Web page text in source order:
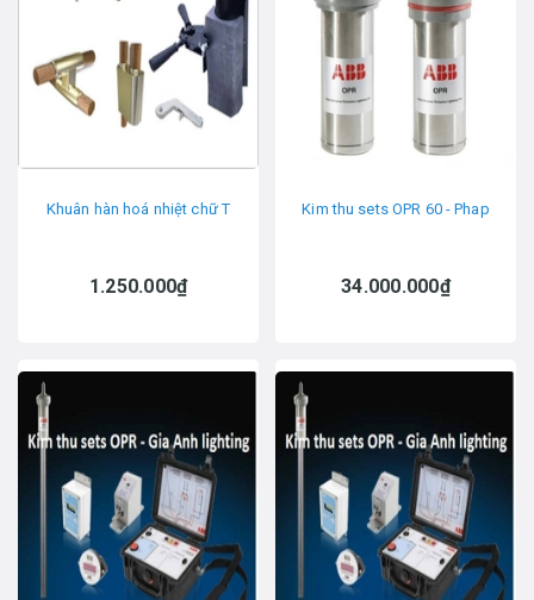
Khuân hàn hoá nhiệt chữ T
1.250.000₫
Kim thu sets OPR 60 - Phap
34.000.000₫